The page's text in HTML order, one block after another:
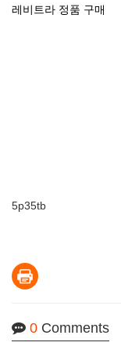
레비트라 정품 구매
5p35tb
0 Comments